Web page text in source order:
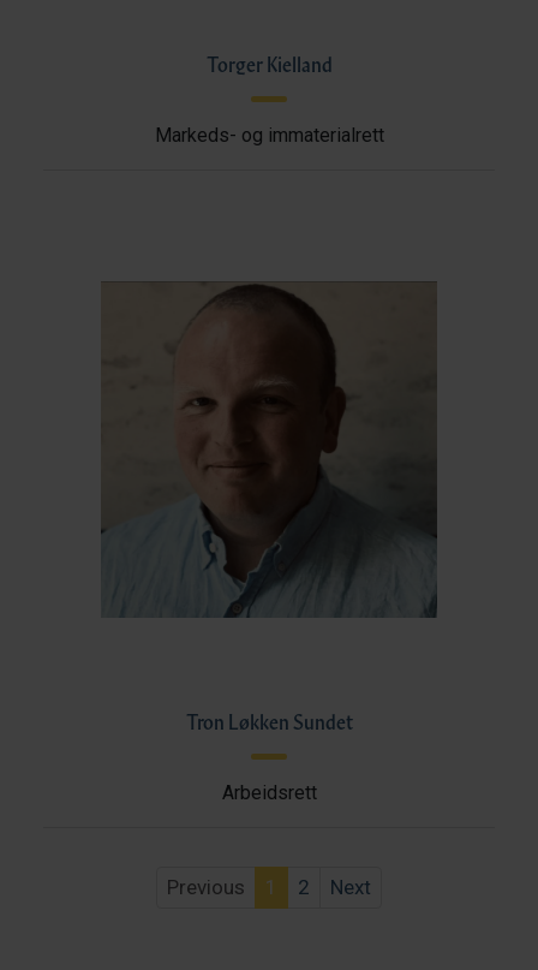
Torger Kielland
Markeds- og immaterialrett
Tron Løkken Sundet
Arbeidsrett
Previous 1 2 Next